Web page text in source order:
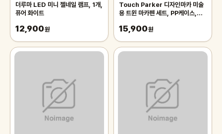
더루마 LED 미니 젤네일 램프, 1개,
퓨어 화이트
12,900원
Touch Parker 디자인마카 미술
용 트윈 마카펜 세트, PP케이스,
15,900원